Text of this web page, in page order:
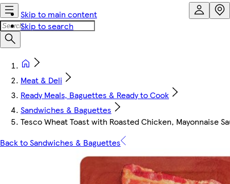
Skip to main content
Skip to search
Meat & Deli
Ready Meals, Baguettes & Ready to Cook
Sandwiches & Baguettes
Tesco Wheat Toast with Roasted Chicken, Mayonnaise
Back to Sandwiches & Baguettes